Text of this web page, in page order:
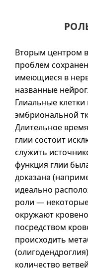
Вторым центром
проблем
имеющиеся в
названные
Глиальные
эмбриональной
Длительное
глии состоит
служить
функция глии
доказана
идеально
роли —
окружают
посредством
происходить
количество